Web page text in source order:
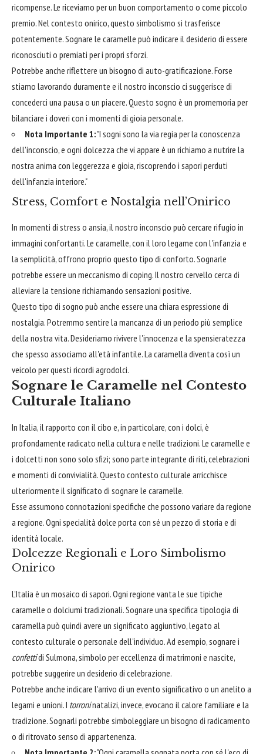
ricompense. Le riceviamo per un buon comportamento o come piccolo
premio. Nel contesto onirico, questo simbolismo si trasferisce
potentemente. Sognare le caramelle può indicare il desiderio di essere
riconosciuti o premiati per i propri sforzi.
Potrebbe anche riflettere un bisogno di auto-gratificazione. Forse
stiamo lavorando duramente e il nostro inconscio ci suggerisce di
concederci una pausa o un piacere. Questo sogno è un promemoria per
bilanciare i doveri con i momenti di gioia personale.
Nota Importante 1:"I sogni sono la via regia per la conoscenza
dell'inconscio, e ogni dolcezza che vi appare è un richiamo a nutrire la
nostra anima con leggerezza e gioia, riscoprendo i sapori perduti
dell'infanzia interiore."
Stress, Comfort e Nostalgia nell’Onirico
In momenti di stress o ansia, il nostro inconscio può cercare rifugio in
immagini confortanti. Le caramelle, con il loro legame con l'infanzia e
la semplicità, offrono proprio questo tipo di conforto. Sognarle
potrebbe essere un meccanismo di coping. Il nostro cervello cerca di
alleviare la tensione richiamando sensazioni positive.
Questo tipo di sogno può anche essere una chiara espressione di
nostalgia. Potremmo sentire la mancanza di un periodo più semplice
della nostra vita. Desideriamo rivivere l'innocenza e la spensieratezza
che spesso associamo all'età infantile. La caramella diventa così un
veicolo per questi ricordi agrodolci.
Sognare le Caramelle nel Contesto
Culturale Italiano
In Italia, il rapporto con il cibo e, in particolare, con i dolci, è
profondamente radicato nella cultura e nelle tradizioni. Le caramelle e
i dolcetti non sono solo sfizi; sono parte integrante di riti, celebrazioni
e momenti di convivialità. Questo contesto culturale arricchisce
ulteriormente il significato di sognare le caramelle.
Esse assumono connotazioni specifiche che possono variare da regione
a regione. Ogni specialità dolce porta con sé un pezzo di storia e di
identità locale.
Dolcezze Regionali e Loro Simbolismo
Onirico
L'Italia è un mosaico di sapori. Ogni regione vanta le sue tipiche
caramelle o dolciumi tradizionali. Sognare una specifica tipologia di
caramella può quindi avere un significato aggiuntivo, legato al
contesto culturale o personale dell'individuo. Ad esempio, sognare i
confettidi Sulmona, simbolo per eccellenza di matrimoni e nascite,
potrebbe suggerire un desiderio di celebrazione.
Potrebbe anche indicare l'arrivo di un evento significativo o un anelito a
legami e unioni. I torroninatalizi, invece, evocano il calore familiare e la
tradizione. Sognarli potrebbe simboleggiare un bisogno di radicamento
o di ritrovato senso di appartenenza.